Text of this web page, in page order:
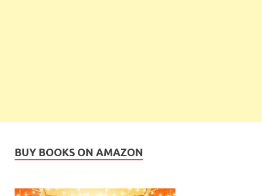
BUY BOOKS ON AMAZON